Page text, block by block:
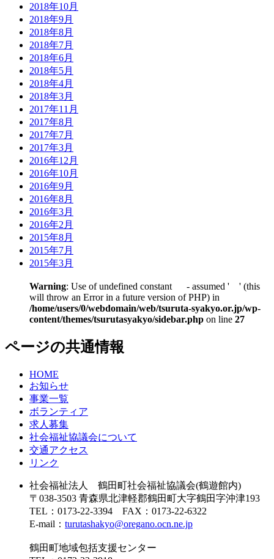
2018年10月
2018年9月
2018年8月
2018年7月
2018年6月
2018年5月
2018年4月
2018年3月
2017年11月
2017年8月
2017年7月
2017年3月
2016年12月
2016年10月
2016年9月
2016年8月
2016年3月
2016年2月
2015年8月
2015年7月
2015年3月
Warning: Use of undefined constant - assumed ' ' (this
will throw an Error in a future version of PHP) in
/home/users/0/webdomain/web/tsuruta-syakyo.or.jp/wp-
content/themes/tsurutasyakyo/sidebar.php on line 27
ページの共通情報
HOME
お知らせ
事業一覧
ボランティア
求人募集
社会福祉協議会について
交通アクセス
リンク
社会福祉法人 鶴田町社会福祉協議会(鶴遊館内)
〒038-3503 青森県北津軽郡鶴田町大字鶴田字沖津193
TEL：0173-22-3394 FAX：0173-22-6322
E-mail： turutashakyo@oregano.ocn.ne.jp
鶴田町地域包括支援センター